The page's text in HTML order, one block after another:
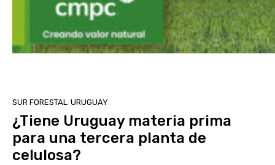
SUR FORESTAL URUGUAY
¿Tiene Uruguay materia prima
para una tercera planta de
celulosa?